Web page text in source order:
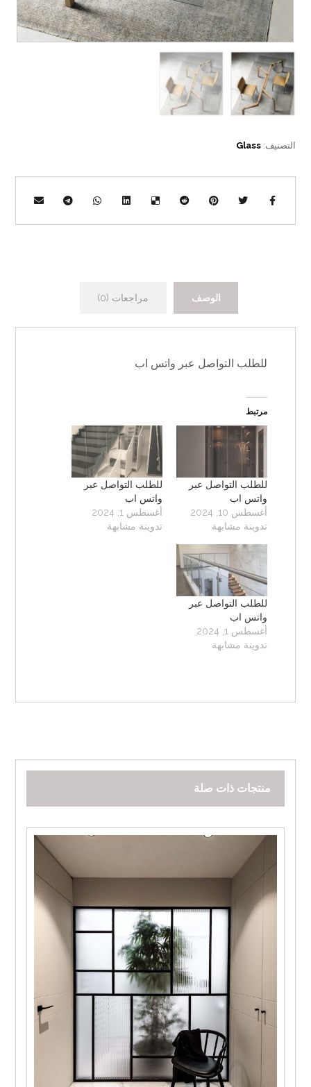
التصنيف:Glass
الوصف مراجعات (0)
للطلب التواصل عبر واتس اب
مرتبط
للطلب التواصل عبر
واتس اب
أغسطس 10, 2024
تدوينة مشابهة
للطلب التواصل عبر
واتس اب
أغسطس 1, 2024
تدوينة مشابهة
للطلب التواصل عبر
واتس اب
أغسطس 1, 2024
تدوينة مشابهة
منتجات ذات صلة